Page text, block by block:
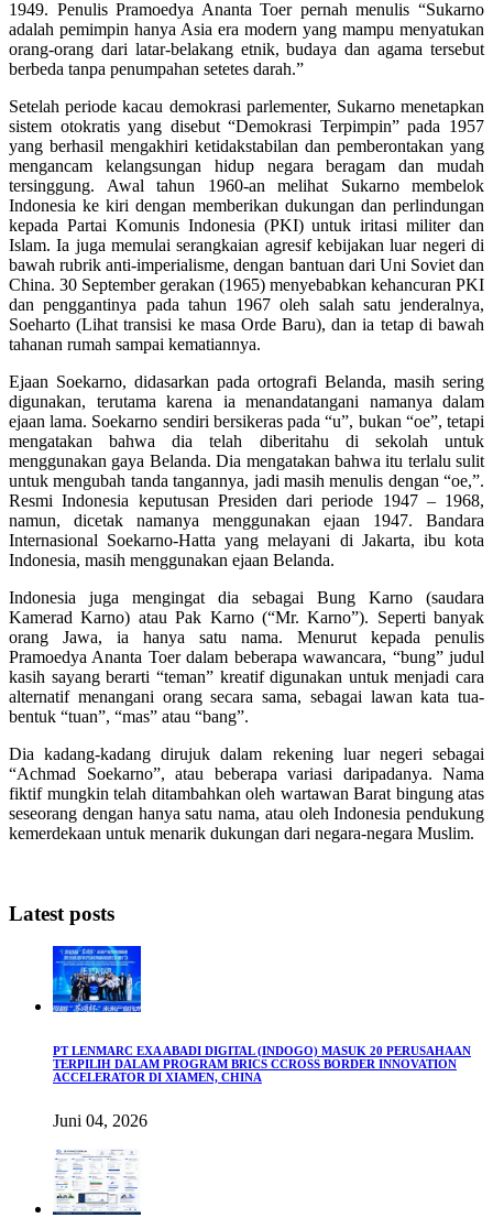
1949. Penulis Pramoedya Ananta Toer pernah menulis “Sukarno
adalah pemimpin hanya Asia era modern yang mampu menyatukan
orang-orang dari latar-belakang etnik, budaya dan agama tersebut
berbeda tanpa penumpahan setetes darah.”
Setelah periode kacau demokrasi parlementer, Sukarno menetapkan
sistem otokratis yang disebut “Demokrasi Terpimpin” pada 1957
yang berhasil mengakhiri ketidakstabilan dan pemberontakan yang
mengancam kelangsungan hidup negara beragam dan mudah
tersinggung. Awal tahun 1960-an melihat Sukarno membelok
Indonesia ke kiri dengan memberikan dukungan dan perlindungan
kepada Partai Komunis Indonesia (PKI) untuk iritasi militer dan
Islam. Ia juga memulai serangkaian agresif kebijakan luar negeri di
bawah rubrik anti-imperialisme, dengan bantuan dari Uni Soviet dan
China. 30 September gerakan (1965) menyebabkan kehancuran PKI
dan penggantinya pada tahun 1967 oleh salah satu jenderalnya,
Soeharto (Lihat transisi ke masa Orde Baru), dan ia tetap di bawah
tahanan rumah sampai kematiannya.
Ejaan Soekarno, didasarkan pada ortografi Belanda, masih sering
digunakan, terutama karena ia menandatangani namanya dalam
ejaan lama. Soekarno sendiri bersikeras pada “u”, bukan “oe”, tetapi
mengatakan bahwa dia telah diberitahu di sekolah untuk
menggunakan gaya Belanda. Dia mengatakan bahwa itu terlalu sulit
untuk mengubah tanda tangannya, jadi masih menulis dengan “oe,”.
Resmi Indonesia keputusan Presiden dari periode 1947 – 1968,
namun, dicetak namanya menggunakan ejaan 1947. Bandara
Internasional Soekarno-Hatta yang melayani di Jakarta, ibu kota
Indonesia, masih menggunakan ejaan Belanda.
Indonesia juga mengingat dia sebagai Bung Karno (saudara
Kamerad Karno) atau Pak Karno (“Mr. Karno”). Seperti banyak
orang Jawa, ia hanya satu nama. Menurut kepada penulis
Pramoedya Ananta Toer dalam beberapa wawancara, “bung” judul
kasih sayang berarti “teman” kreatif digunakan untuk menjadi cara
alternatif menangani orang secara sama, sebagai lawan kata tua-
bentuk “tuan”, “mas” atau “bang”.
Dia kadang-kadang dirujuk dalam rekening luar negeri sebagai
“Achmad Soekarno”, atau beberapa variasi daripadanya. Nama
fiktif mungkin telah ditambahkan oleh wartawan Barat bingung atas
seseorang dengan hanya satu nama, atau oleh Indonesia pendukung
kemerdekaan untuk menarik dukungan dari negara-negara Muslim.
Latest posts
PT LENMARC EXA ABADI DIGITAL (INDOGO) MASUK 20 PERUSAHAAN
TERPILIH DALAM PROGRAM BRICS CCROSS BORDER INNOVATION
ACCELERATOR DI XIAMEN, CHINA
Juni 04, 2026